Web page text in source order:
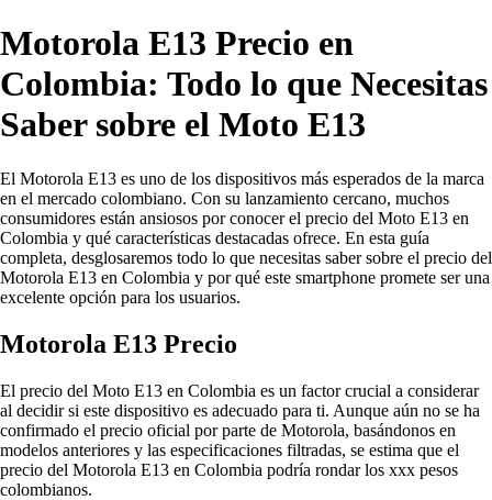
Motorola E13 Precio en
Colombia: Todo lo que Necesitas
Saber sobre el Moto E13
El Motorola E13 es uno de los dispositivos más esperados de la marca
en el mercado colombiano. Con su lanzamiento cercano, muchos
consumidores están ansiosos por conocer el precio del Moto E13 en
Colombia y qué características destacadas ofrece. En esta guía
completa, desglosaremos todo lo que necesitas saber sobre el precio del
Motorola E13 en Colombia y por qué este smartphone promete ser una
excelente opción para los usuarios.
Motorola E13 Precio
El precio del Moto E13 en Colombia es un factor crucial a considerar
al decidir si este dispositivo es adecuado para ti. Aunque aún no se ha
confirmado el precio oficial por parte de Motorola, basándonos en
modelos anteriores y las especificaciones filtradas, se estima que el
precio del Motorola E13 en Colombia podría rondar los xxx pesos
colombianos.